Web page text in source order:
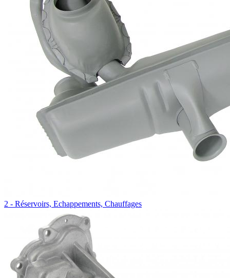
2 - Réservoirs, Echappements, Chauffages